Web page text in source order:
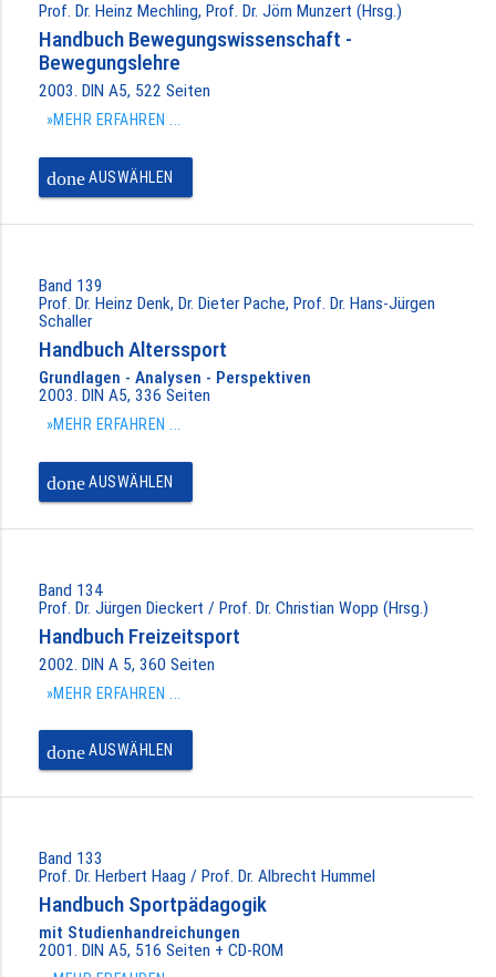
Prof. Dr. Heinz Mechling, Prof. Dr. Jörn Munzert (Hrsg.)
Handbuch Bewegungswissenschaft -
Bewegungslehre
2003. DIN A5, 522 Seiten
»MEHR ERFAHREN ...
doneAUSWÄHLEN
Band 139
Prof. Dr. Heinz Denk, Dr. Dieter Pache, Prof. Dr. Hans-Jürgen
Schaller
Handbuch Alterssport
Grundlagen - Analysen - Perspektiven
2003. DIN A5, 336 Seiten
»MEHR ERFAHREN ...
doneAUSWÄHLEN
Band 134
Prof. Dr. Jürgen Dieckert / Prof. Dr. Christian Wopp (Hrsg.)
Handbuch Freizeitsport
2002. DIN A 5, 360 Seiten
»MEHR ERFAHREN ...
doneAUSWÄHLEN
Band 133
Prof. Dr. Herbert Haag / Prof. Dr. Albrecht Hummel
Handbuch Sportpädagogik
mit Studienhandreichungen
2001. DIN A5, 516 Seiten + CD-ROM